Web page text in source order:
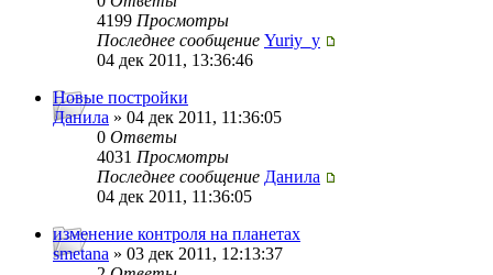
4199 Просмотры
Последнее сообщение Yuriy_y
04 дек 2011, 13:36:46
Новые постройки
Данила » 04 дек 2011, 11:36:05
0 Ответы
4031 Просмотры
Последнее сообщение Данила
04 дек 2011, 11:36:05
изменение контроля на планетах
smetana » 03 дек 2011, 12:13:37